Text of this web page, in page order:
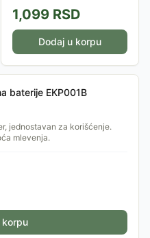
1,099 RSD
Dodaj u korpu
baterije EKP001B
jednostavan za korišćenje.
mlevenja.
korpu